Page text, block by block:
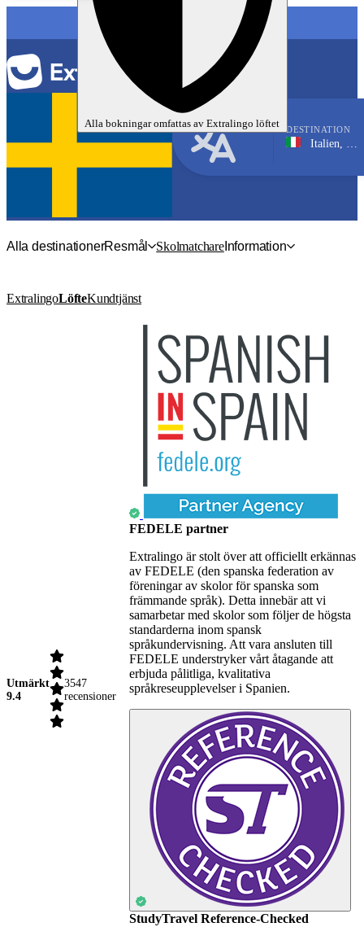
Alla bokningar omfattas av Extralingo löftet
SPRÅK
DESTINATION
Italien, Genoa
Alla destinationerResmål SkolmatchareInformation
ExtralingoLöfteKundtjänst
Utmärkt
9.4
3547
recensioner
FEDELE partner
Extralingo är stolt över att officiellt erkännas
av FEDELE (den spanska federation av
föreningar av skolor för spanska som
främmande språk). Detta innebär att vi
samarbetar med skolor som följer de högsta
standarderna inom spansk
språkundervisning. Att vara ansluten till
FEDELE understryker vårt åtagande att
erbjuda pålitliga, kvalitativa
språkreseupplevelser i Spanien.
StudyTravel Reference-Checked